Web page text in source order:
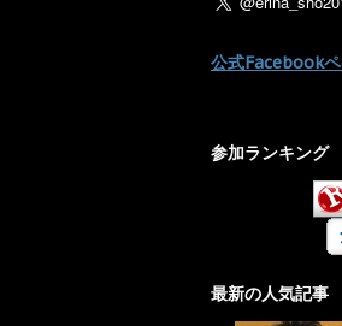
公式Facebook
参加ランキング
最新の人気記事